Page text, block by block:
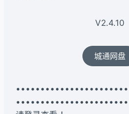
V2.4.10
城通网盘